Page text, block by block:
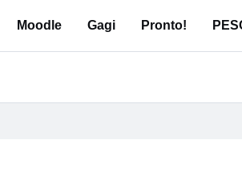
Moodle
Gagi Pronto!